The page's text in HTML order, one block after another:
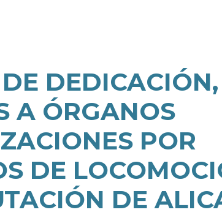
DEDICACIÓN,
A ÓRGANOS
POR
DE
DE